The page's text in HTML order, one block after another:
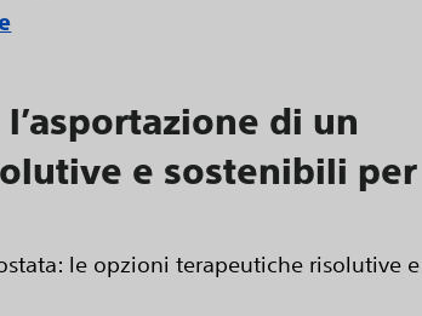
di un
e sostenibili per
le opzioni terapeutiche risolutive e